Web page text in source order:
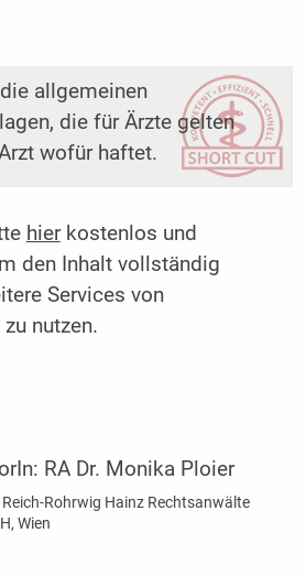
allgemeinen
die für Ärzte gelten
wofür haftet.
hierkostenlos und
den Inhalt vollständig
Services von
nutzen.
RA Dr. Monika Ploier
Reich-Rohrwig Hainz Rechtsanwälte
Wien